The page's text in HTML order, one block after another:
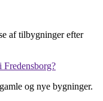
af tilbygninger efter
og nye bygninger.